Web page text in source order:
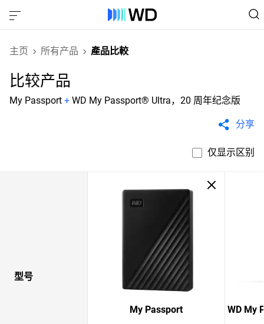
主页 所有产品 產品比較
比较产品
My Passport + WD My Passport® Ultra，20 周年纪念版
分享
仅显示区别
型号
My Passport WD My